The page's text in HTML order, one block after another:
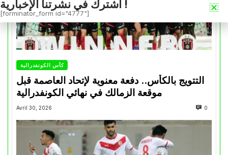
كأس الكونفدرالية
التتويج بالكأس.. دفعة معنوية لإتحاد العاصمة قبل
موقعة الزمالك في نهائي الكونفدرالية
Avril 30, 2026 0
اشترك في نشرتنا الإخبارية !
[forminator_form id="4777"]